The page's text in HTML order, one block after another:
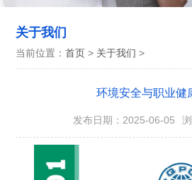
关于我们
当前位置：首页 > 关于我们 >
环境安全与职业健
发布日期：2025-06-05